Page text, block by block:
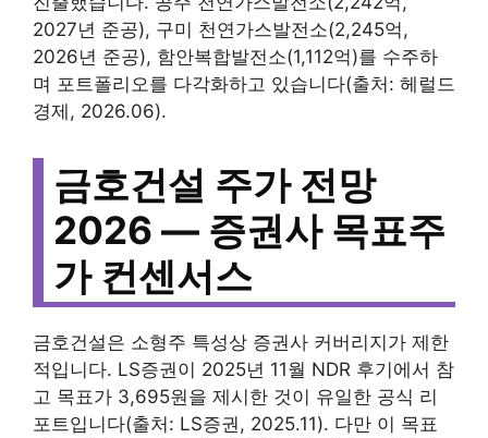
2027년 준공), 구미 천연가스발전소(2,245억,
2026년 준공), 함안복합발전소(1,112억)를 수주하
며 포트폴리오를 다각화하고 있습니다(출처: 헤럴드
경제, 2026.06).
금호건설 주가 전망
2026 — 증권사 목표주
가 컨센서스
금호건설은 소형주 특성상 증권사 커버리지가 제한
적입니다. LS증권이 2025년 11월 NDR 후기에서 참
고 목표가 3,695원을 제시한 것이 유일한 공식 리
포트입니다(출처: LS증권, 2025.11). 다만 이 목표